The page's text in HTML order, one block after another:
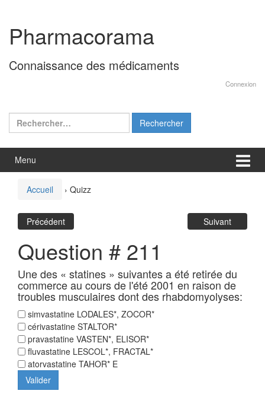
contenu
menu
principal
Pharmacorama
Connaissance des médicaments
Connexion
Rechercher :
Menu
Accueil › Quizz
Précédent Suivant
Question # 211
Une des « statines » suivantes a été retirée du
commerce au cours de l'été 2001 en raison de
troubles musculaires dont des rhabdomyolyses:
simvastatine LODALES*, ZOCOR*
cérivastatine STALTOR*
pravastatine VASTEN*, ELISOR*
fluvastatine LESCOL*, FRACTAL*
atorvastatine TAHOR* E